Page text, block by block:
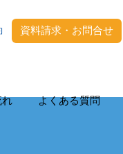
資料請求・お問合せ
れ よくある質問